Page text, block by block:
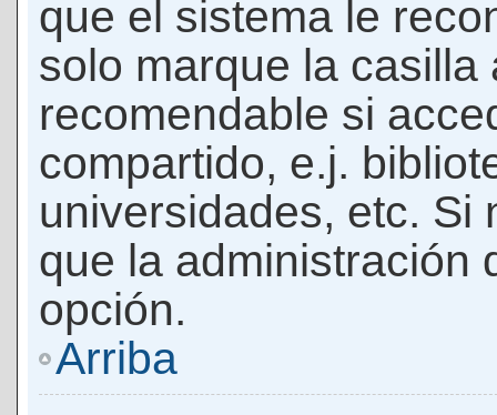
que el sistema le
solo marque la casilla
recomendable si
compartido, e.j.
universidades, etc. Si
que la administración
opción.
Arriba